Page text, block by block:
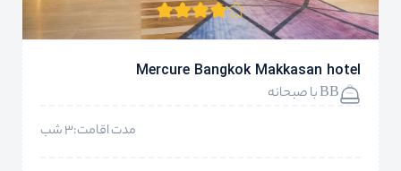
Mercure Bangkok Makkasan hotel
BB با صبحانه
مدت اقامت:3 شب